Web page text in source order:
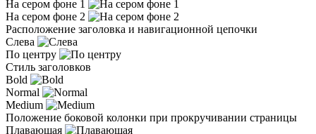
На сером фоне 1
На сером фоне 2
Расположение заголовка и навигационной цепочки
Слева
По центру
Стиль заголовков
Bold
Normal
Medium
Положение боковой колонки при прокручивании страницы
Плавающая